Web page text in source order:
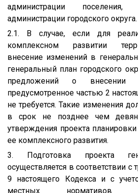
администрации
администрации городского округа.
2.1. В случае, если для
комплексном развитии
внесение изменений в
генеральный план городского
предложений о внесении
предусмотренное частью 2
не требуется. Такие изменения
в срок не позднее чем
утверждения проекта
ее комплексного развития.
3. Подготовка проекта
осуществляется в соответствии с
9 настоящего Кодекса и с
местных нормативов